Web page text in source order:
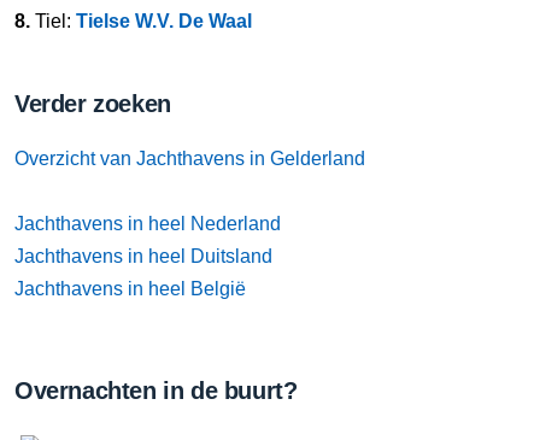
8. Tiel: Tielse W.V. De Waal
Verder zoeken
Overzicht van Jachthavens in Gelderland
Jachthavens in heel Nederland
Jachthavens in heel Duitsland
Jachthavens in heel België
Overnachten in de buurt?